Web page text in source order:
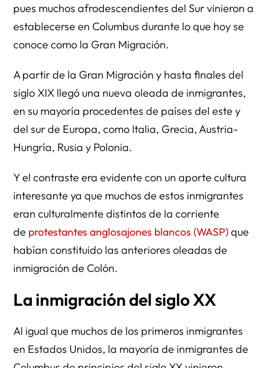
pues muchos afrodescendientes del Sur vinieron a
establecerse en Columbus durante lo que hoy se
conoce como la Gran Migración.
A partir de la Gran Migración y hasta finales del
siglo XIX llegó una nueva oleada de inmigrantes,
en su mayoría procedentes de países del este y
del sur de Europa, como Italia, Grecia, Austria-
Hungría, Rusia y Polonia.
Y el contraste era evidente con un aporte cultura
interesante ya que muchos de estos inmigrantes
eran culturalmente distintos de la corriente
de protestantes anglosajones blancos (WASP)que
habían constituido las anteriores oleadas de
inmigración de Colón.
La inmigración del siglo XX
Al igual que muchos de los primeros inmigrantes
en Estados Unidos, la mayoría de inmigrantes de